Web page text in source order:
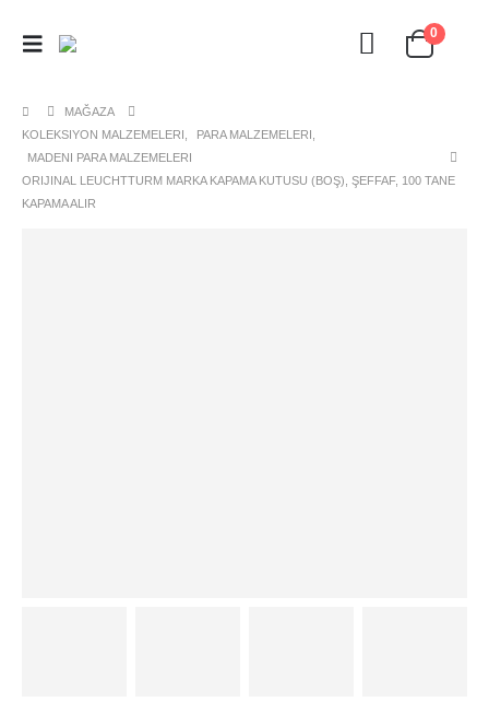
0
MAĞAZA
KOLEKSIYON MALZEMELERI
PARA MALZEMELERI
MADENI PARA MALZEMELERI
ORIJINAL LEUCHTTURM MARKA KAPAMA KUTUSU (BOŞ), ŞEFFAF, 100 TANE
KAPAMA ALIR